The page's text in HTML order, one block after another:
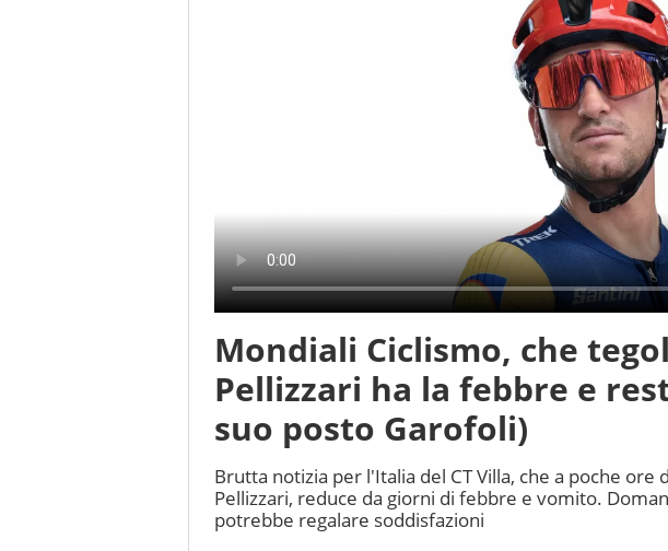
Mondiali Ciclismo, che
Pellizzari ha la febbre e
suo posto Garofoli)
Brutta notizia per l'Italia del CT Villa, che a poche ore
Pellizzari, reduce da giorni di febbre e vomito.
potrebbe regalare soddisfazioni